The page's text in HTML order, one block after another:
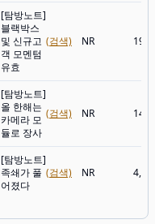
[탐방노트]
블랙박스
및 신규고
객 모멘텀
유효
(검색) NR
[탐방노트]
올 한해는
카메라 모
듈로 장사
(검색) NR
[탐방노트]
족쇄가 풀
어졌다
(검색) NR